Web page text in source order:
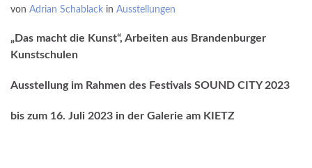
von Adrian Schablack in Ausstellungen
„Das macht die Kunst“, Arbeiten aus Brandenburger
Kunstschulen
Ausstellung im Rahmen des Festivals SOUND CITY 2023
bis zum 16. Juli 2023 in der Galerie am KIETZ